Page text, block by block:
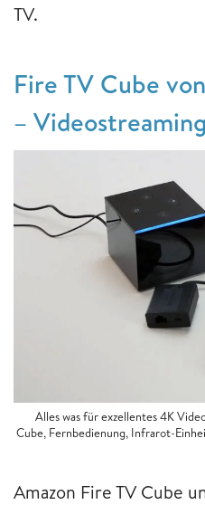
TV.
Fire TV Cube
–
Alles was für exzellentes 4K
Cube, Fernbedienung, Infrarot-
Amazon Fire TV Cube